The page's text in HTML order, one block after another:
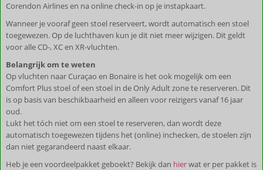
Corendon Airlines en na online check-in op je instapkaart.
Wanneer je vooraf geen stoel reserveert, wordt automatisch een stoel
toegewezen. Op de luchthaven kun je dit niet meer wijzigen. Dit geldt
voor alle CD-, XC en XR-vluchten.
Belangrijk om te weten
Op vluchten naar Curaçao en Bonaire is het ook mogelijk om een
Comfort Plus stoel of een stoel in de Only Adult zone te reserveren. Dit
is op basis van beschikbaarheid en alleen voor reizigers vanaf 16 jaar
oud.
Lukt het tóch niet om een stoel te reserveren, dan wordt deze
automatisch toegewezen tijdens het (online) inchecken, de stoelen zijn
dan niet gegarandeerd naast elkaar.
Heb je een voordeelpakket geboekt? Bekijk dan hierwat er per pakket is